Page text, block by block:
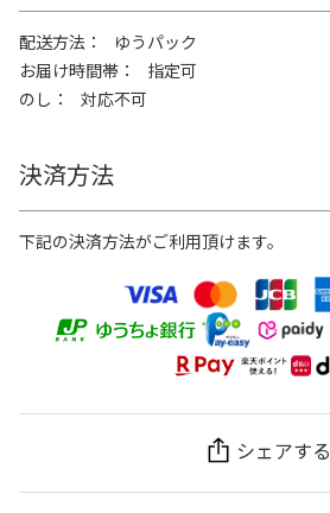
配送方法
ゆうパック
お届け時間帯
指定可
のし
対応不可
決済方法
下記の決済方法がご利用頂けます。
シェアする